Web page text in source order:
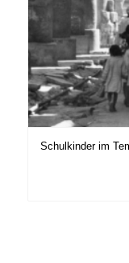
Schulkinder im